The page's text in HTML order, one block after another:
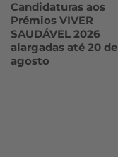
Candidaturas aos
Prémios VIVER
SAUDÁVEL 2026
alargadas até 20 de
agosto